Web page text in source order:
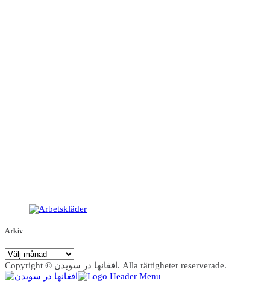
Arkiv
Arkiv
Copyright © افغانها در سویدن. Alla rättigheter reserverade.